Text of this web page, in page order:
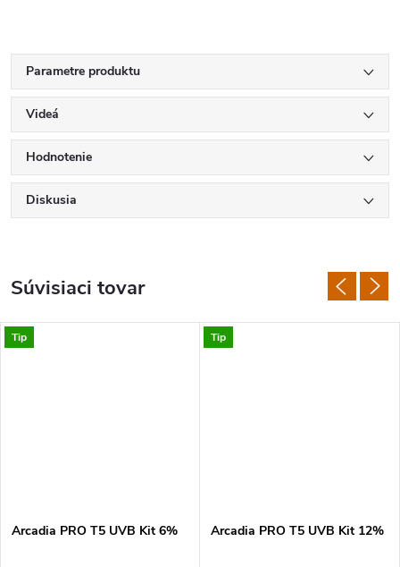
Parametre produktu
Videá
Hodnotenie
Diskusia
Súvisiaci tovar
Tip
Arcadia PRO T5 UVB Kit 6%
Tip
Arcadia PRO T5 UVB Kit 12%